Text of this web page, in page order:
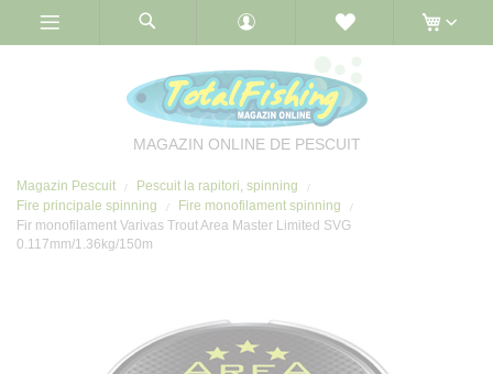
MAGAZIN ONLINE DE PESCUIT
Magazin Pescuit
Pescuit la rapitori, spinning
Fire principale spinning
Fire monofilament spinning
Fir monofilament Varivas Trout Area Master Limited SVG
0.117mm/1.36kg/150m